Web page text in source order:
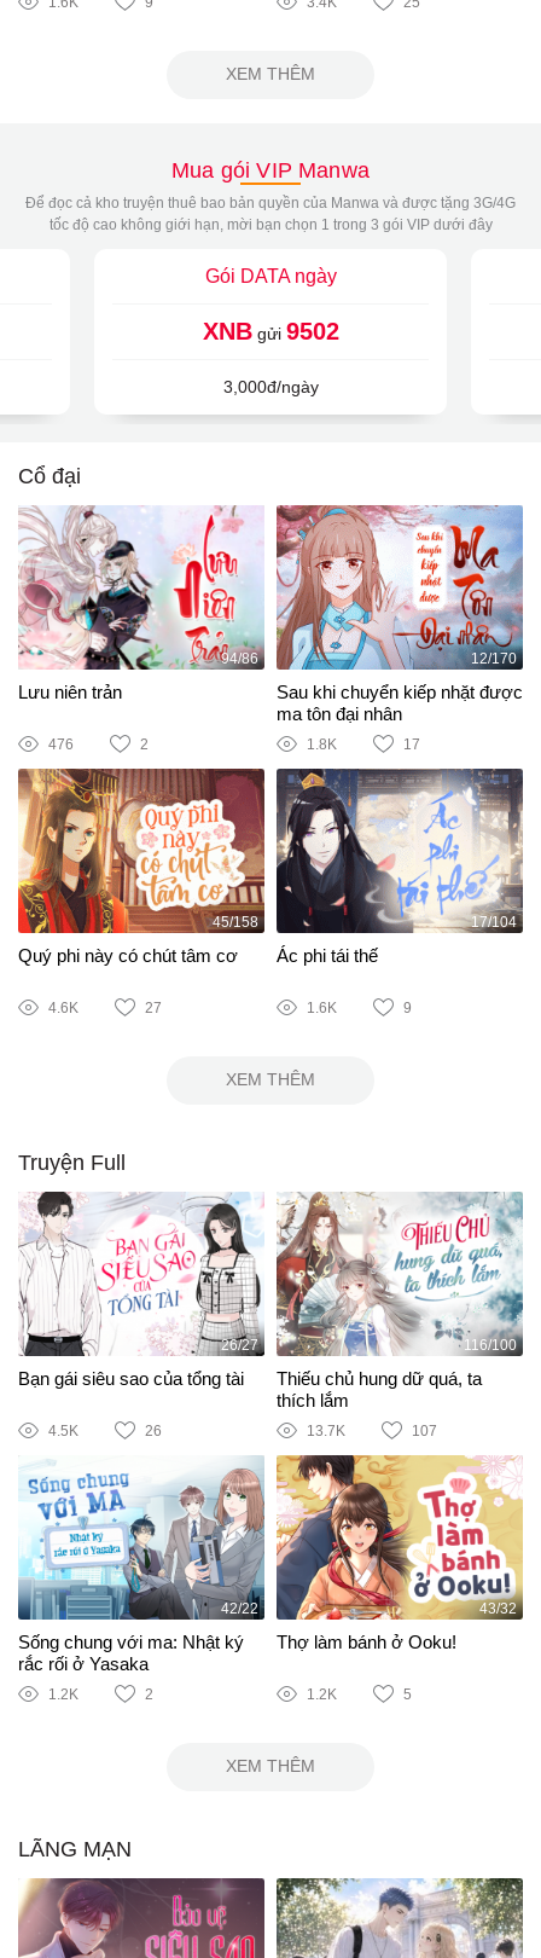
XEM THÊM
Mua gói VIP Manwa
Để đọc cả kho truyện thuê bao bản quyền của Manwa và được tặng 3G/4G
tốc độ cao không giới hạn, mời bạn chọn 1 trong 3 gói VIP dưới đây
Gói DATA ngày
XNBgửi 9502
3,000đ/ngày
Cổ đại
94/86
Lưu niên trản
476 2
12/170
Sau khi chuyển kiếp nhặt được
ma tôn đại nhân
1.8K 17
45/158
Quý phi này có chút tâm cơ
4.6K 27
17/104
Ác phi tái thế
1.6K 9
XEM THÊM
Truyện Full
26/27
Bạn gái siêu sao của tổng tài
4.5K 26
116/100
Thiếu chủ hung dữ quá, ta
thích lắm
13.7K 107
42/22
Sống chung với ma: Nhật ký
rắc rối ở Yasaka
1.2K 2
43/32
Thợ làm bánh ở Ooku!
1.2K 5
XEM THÊM
LÃNG MẠN